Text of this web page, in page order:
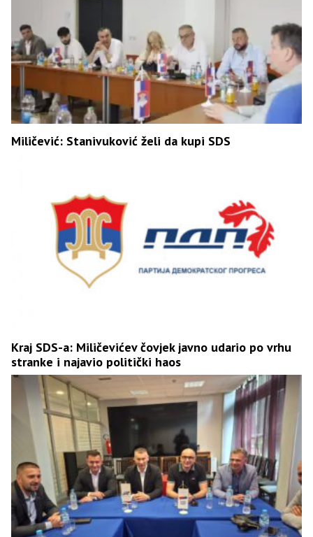
Miličević: Stanivuković želi da kupi SDS
Kraj SDS-a: Miličevićev čovjek javno udario po vrhu
stranke i najavio politički haos